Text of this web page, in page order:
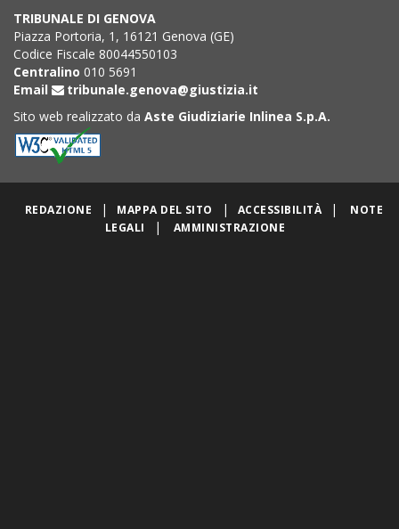
TRIBUNALE DI GENOVA
Piazza Portoria, 1, 16121 Genova (GE)
Codice Fiscale 80044550103
Centralino 010 5691
Email
tribunale.genova@giustizia.it
Sito web realizzato da Aste Giudiziarie Inlinea S.p.A.
REDAZIONE | MAPPA DEL SITO | ACCESSIBILITÀ |
NOTE
LEGALI
| AMMINISTRAZIONE